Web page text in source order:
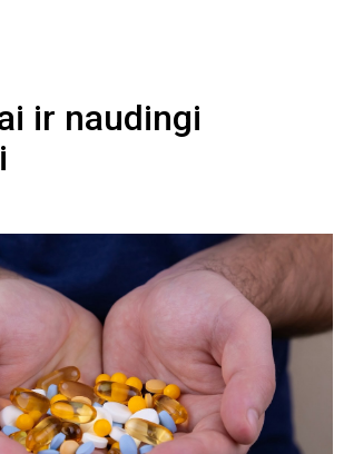
ir naudingi